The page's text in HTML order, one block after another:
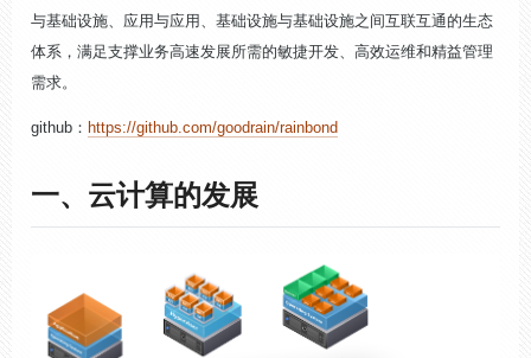
与基础设施、应用与应用、基础设施与基础设施之间互联互通的生态
体系，满足支撑业务高速发展所需的敏捷开发、高效运维和精益管理
需求。
github： https://github.com/goodrain/rainbond
一、云计算的发展